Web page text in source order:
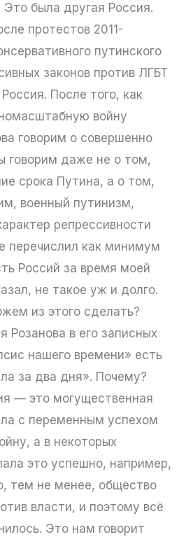
Это была другая Россия.
протестов 2011-
путинского
законов против ЛГБТ
После того, как
войну
говорим о совершенно
говорим даже не о том,
срока Путина, а о том,
военный путинизм,
репрессивности
перечислил как минимум
Россий за время моей
не такое уж и долго.
из этого сделать?
Розанова в его записных
нашего времени» есть
за два дня». Почему?
— это могущественная
с переменным успехом
а в некоторых
это успешно, например,
тем не менее, общество
власти, и поэтому всё
Это нам говорит